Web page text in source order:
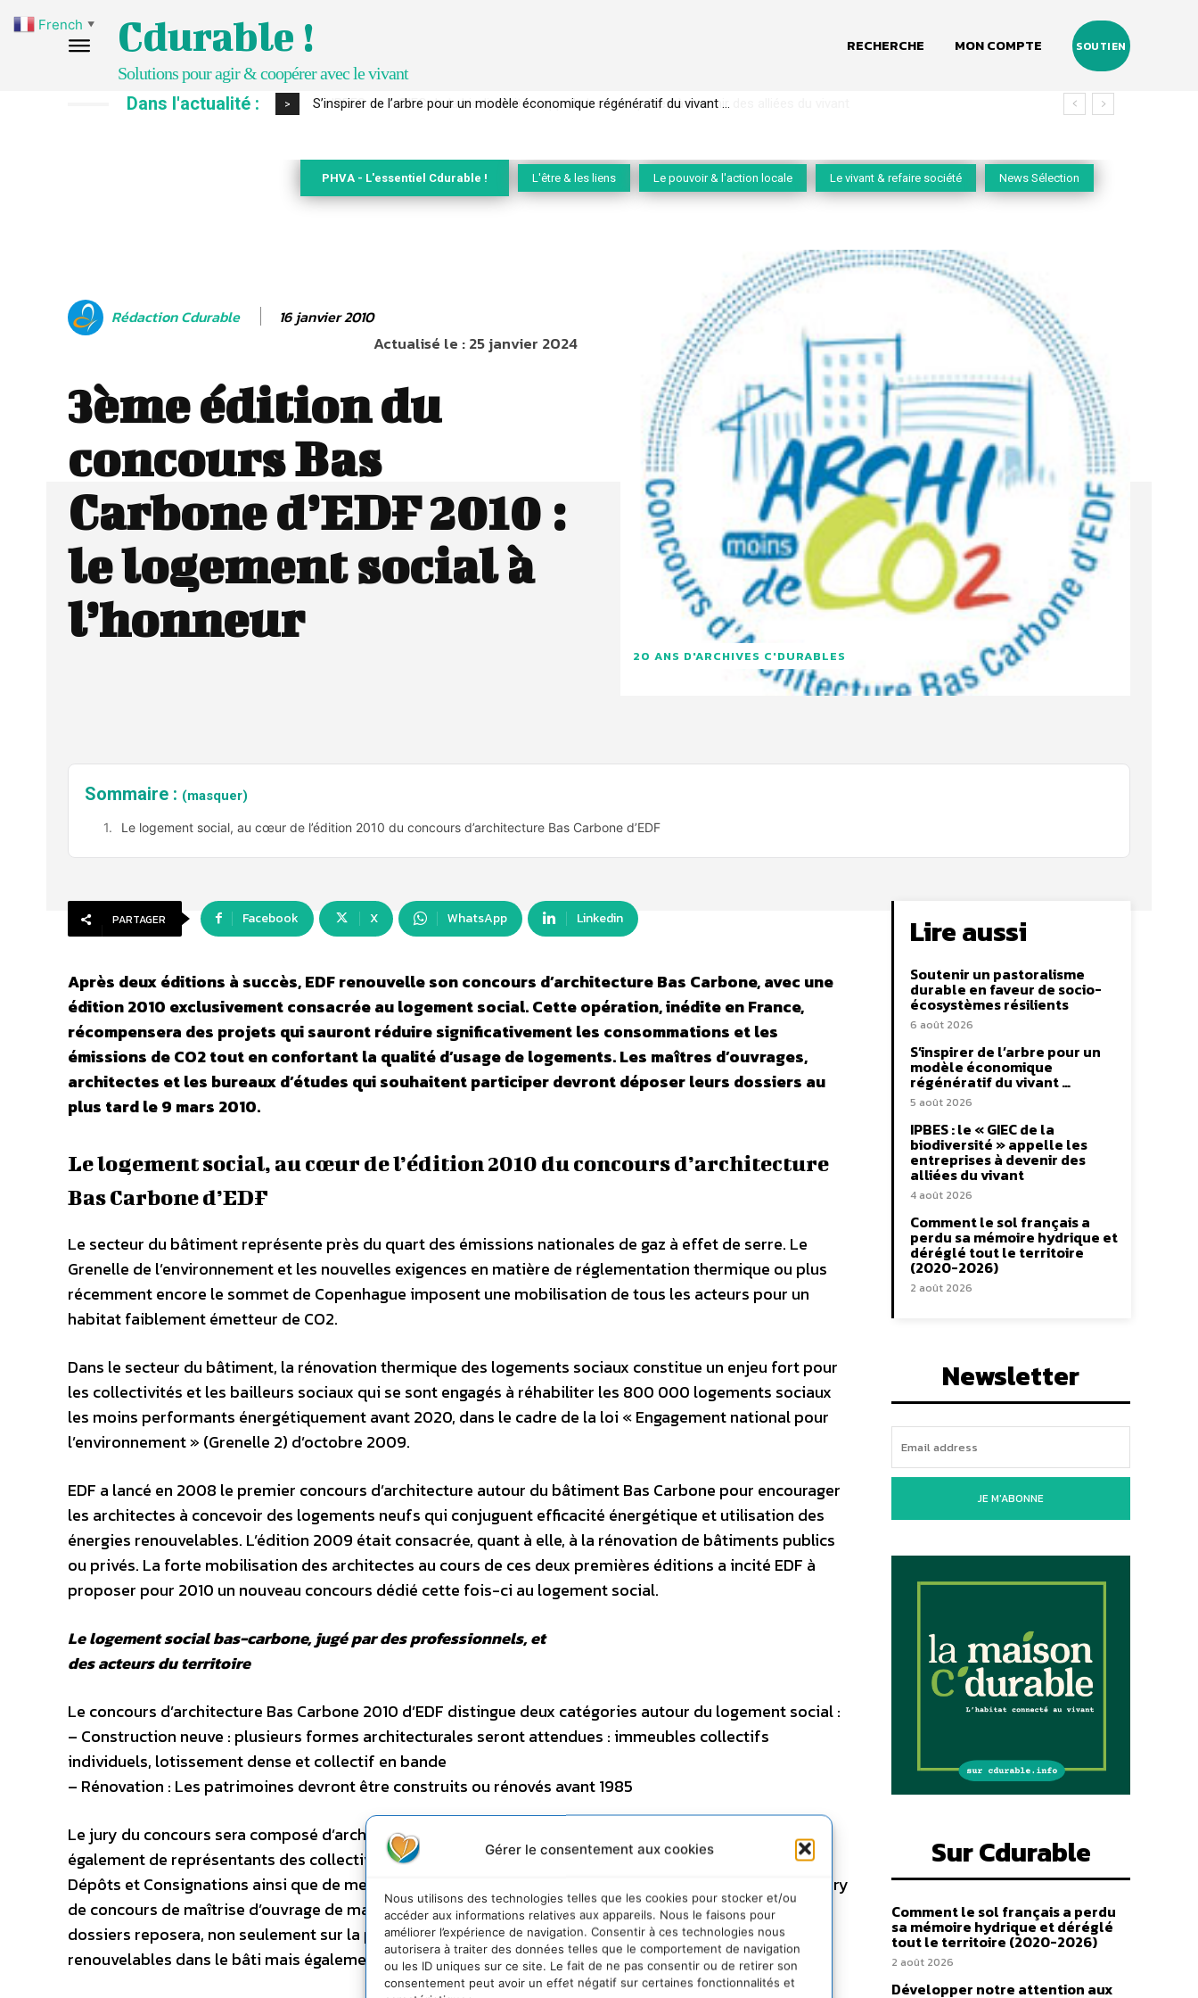
Gérer le consentement aux cookies
Nous utilisons des technologies telles que les cookies pour stocker et/ou
accéder aux informations relatives aux appareils. Nous le faisons pour
améliorer l’expérience de navigation. Consentir à ces technologies nous
autorisera à traiter des données telles que le comportement de navigation
ou les ID uniques sur ce site. Le fait de ne pas consentir ou de retirer son
consentement peut avoir un effet négatif sur certaines fonctionnalités et
Cdurable !
Solutions pour agir & coopérer avec le vivant
RECHERCHE MON COMPTE SOUTIEN
Dans l'actualité : > IPBES : le « GIEC de la biodiversité » appelle les entreprises à devenir des alliées du vivant
PHVA - L'essentiel Cdurable ! L'être & les liens Le pouvoir & l'action locale Le vivant & refaire société News Sélection
Rédaction Cdurable 16 janvier 2010
Actualisé le :25 janvier 2024
3ème édition du
concours Bas
Carbone d’EDF 2010 :
le logement social à
l’honneur
20 ANS D'ARCHIVES C'DURABLES
Sommaire : (masquer)
Le logement social, au cœur de l’édition 2010 du concours d’architecture Bas Carbone d’EDF
PARTAGER Facebook X WhatsApp Linkedin
Après deux éditions à succès, EDF renouvelle son concours d’architecture Bas Carbone, avec une
édition 2010 exclusivement consacrée au logement social. Cette opération, inédite en France,
récompensera des projets qui sauront réduire significativement les consommations et les
émissions de CO2 tout en confortant la qualité d’usage de logements. Les maîtres d’ouvrages,
architectes et les bureaux d’études qui souhaitent participer devront déposer leurs dossiers au
plus tard le 9 mars 2010.
Le logement social, au cœur de l’édition 2010 du concours d’architecture
Bas Carbone d’EDF
Le secteur du bâtiment représente près du quart des émissions nationales de gaz à effet de serre. Le
Grenelle de l’environnement et les nouvelles exigences en matière de réglementation thermique ou plus
récemment encore le sommet de Copenhague imposent une mobilisation de tous les acteurs pour un
habitat faiblement émetteur de CO2.
Dans le secteur du bâtiment, la rénovation thermique des logements sociaux constitue un enjeu fort pour
les collectivités et les bailleurs sociaux qui se sont engagés à réhabiliter les 800 000 logements sociaux
les moins performants énergétiquement avant 2020, dans le cadre de la loi « Engagement national pour
l’environnement » (Grenelle 2) d’octobre 2009.
EDF a lancé en 2008 le premier concours d’architecture autour du bâtiment Bas Carbone pour encourager
les architectes à concevoir des logements neufs qui conjuguent efficacité énergétique et utilisation des
énergies renouvelables. L’édition 2009 était consacrée, quant à elle, à la rénovation de bâtiments publics
ou privés. La forte mobilisation des architectes au cours de ces deux premières éditions a incité EDF à
proposer pour 2010 un nouveau concours dédié cette fois-ci au logement social.
Le logement social bas-carbone, jugé par des professionnels, et
des acteurs du territoire
Le concours d’architecture Bas Carbone 2010 d’EDF distingue deux catégories autour du logement social :
– Construction neuve : plusieurs formes architecturales seront attendues : immeubles collectifs
individuels, lotissement dense et collectif en bande
– Rénovation : Les patrimoines devront être construits ou rénovés avant 1985
Le jury du concours sera composé d’architectes indépendants de renom, d’architectes d’état mais
également de représentants des collectivités et des bailleurs sociaux, d’un membre de la Caisse des
Dépôts et Consignations ainsi que de membres de la direction d’EDF. Il sera constitué sur le mode d’un jury
de concours de maîtrise d’ouvrage de marchés publics. L’un des critères majeurs de pré-sélection des
dossiers reposera, non seulement sur la performance énergétique et l’intégration des énergies
renouvelables dans le bâti mais également sur la préservation de la qualité de vie des occupants.
Lire aussi
Soutenir un pastoralisme
durable en faveur de socio-
écosystèmes résilients
6 août 2026
S’inspirer de l’arbre pour un
modèle économique
régénératif du vivant …
5 août 2026
IPBES : le « GIEC de la
biodiversité » appelle les
entreprises à devenir des
alliées du vivant
4 août 2026
Comment le sol français a
perdu sa mémoire hydrique et
déréglé tout le territoire
(2020-2026)
2 août 2026
Newsletter
JE M'ABONNE
Sur Cdurable
Comment le sol français a perdu
sa mémoire hydrique et déréglé
tout le territoire (2020-2026)
2 août 2026
Développer notre attention aux
French ▼